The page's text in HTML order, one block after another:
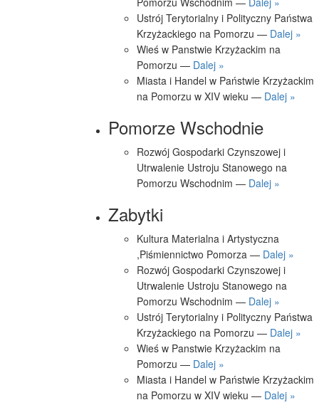
Ustrój Terytorialny i Polityczny Państwa
Krzyżackiego na Pomorzu — Dalej »
Wieś w Panstwie Krzyżackim na
Pomorzu — Dalej »
Miasta i Handel w Państwie Krzyżackim
na Pomorzu w XIV wieku — Dalej »
Pomorze Wschodnie
Rozwój Gospodarki Czynszowej i
Utrwalenie Ustroju Stanowego na
Pomorzu Wschodnim — Dalej »
Zabytki
Kultura Materialna i Artystyczna
,Piśmiennictwo Pomorza — Dalej »
Rozwój Gospodarki Czynszowej i
Utrwalenie Ustroju Stanowego na
Pomorzu Wschodnim — Dalej »
Ustrój Terytorialny i Polityczny Państwa
Krzyżackiego na Pomorzu — Dalej »
Wieś w Panstwie Krzyżackim na
Pomorzu — Dalej »
Miasta i Handel w Państwie Krzyżackim
na Pomorzu w XIV wieku — Dalej »